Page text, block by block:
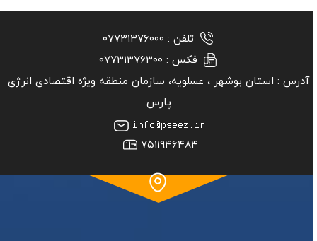
تلفن : ۰۷۷۳۱۳۷۶۰۰۰
فکس : ۰۷۷۳۱۳۷۶۳۰۰
آدرس : استان بوشهر ‏، عسلویه، سازمان منطقه ویژه اقتصادی انرژی
پارس
۷۵۱۱۹۴۶۴۸۴